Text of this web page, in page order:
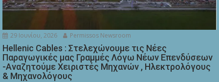
29 Ιουνίου, 2026 Permissos Newsroom
Hellenic Cables : Στελεχώνουμε τις Νέες
Παραγωγικές μας Γραμμές Λόγω Νέων Επενδύσεων
-Αναζητούμε Χειριστές Μηχανών , Ηλεκτρολόγους
& Μηχανολόγους